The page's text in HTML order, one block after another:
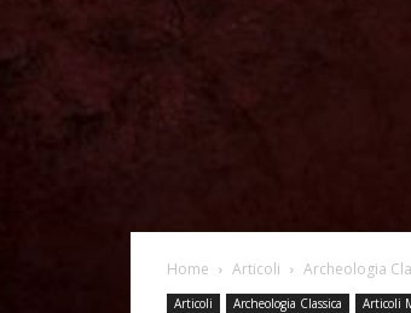
Home Articoli Archeologia
Articoli Archeologia Classica Articoli